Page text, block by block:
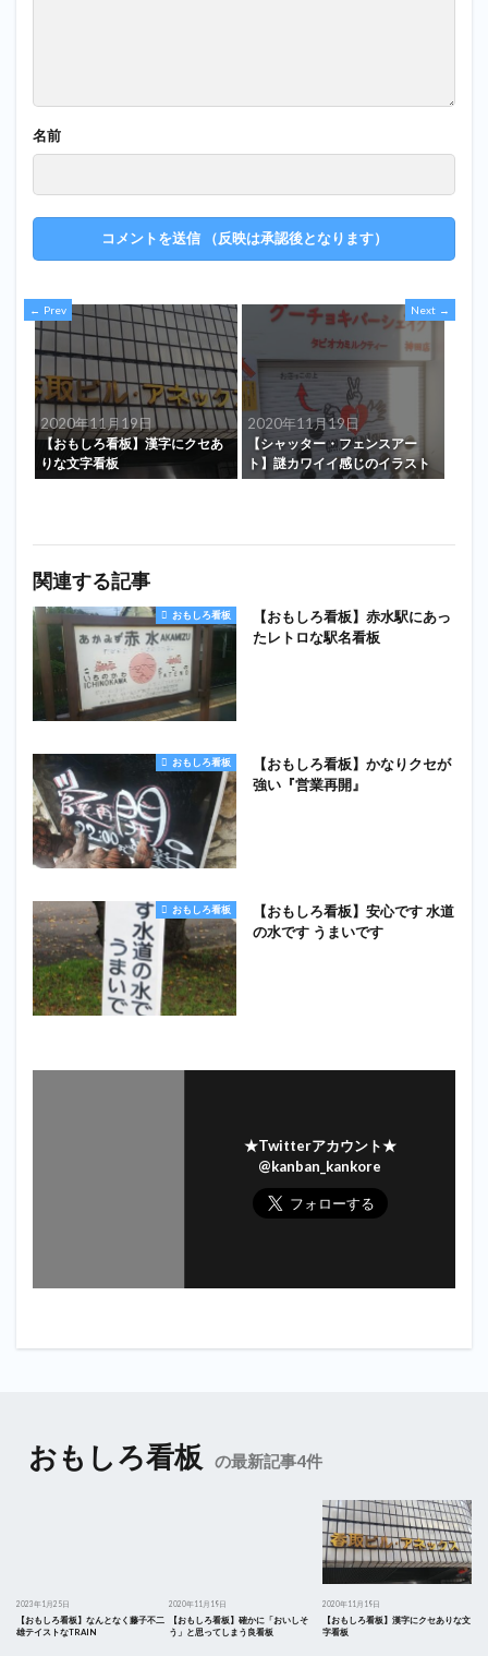
名前
Prev
2020年11月19日
【おもしろ看板】漢字にクセあ
りな文字看板
Next
2020年11月19日
【シャッター・フェンスアー
ト】謎カワイイ感じのイラスト
関連する記事
おもしろ看板
【おもしろ看板】赤水駅にあっ
たレトロな駅名看板
おもしろ看板
【おもしろ看板】かなりクセが
強い『営業再開』
おもしろ看板
【おもしろ看板】安心です 水道
の水です うまいです
★Twitterアカウント★
@kanban_kankore
おもしろ看板 の最新記事4件
2023年1月25日
【おもしろ看板】なんとなく藤子不二
雄テイストなTRAIN
2020年11月19日
【おもしろ看板】確かに「おいしそ
う」と思ってしまう良看板
2020年11月19日
【おもしろ看板】漢字にクセありな文
字看板